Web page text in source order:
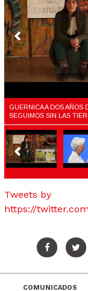
GUERNICA A DOS AÑOS
SEGUIMOS SIN LAS
Tweets by
https://
COMUNICADOS